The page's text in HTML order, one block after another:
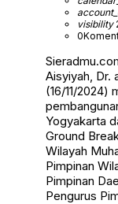
visibility
0
Aisyiyah, Dr.
(16/11/2024)
Yogyakarta
Ground
Wilayah
Pimpinan
Pimpinan
Pengurus